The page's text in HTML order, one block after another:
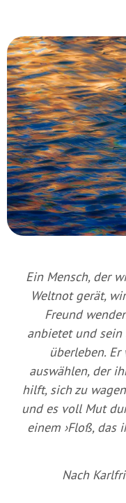
Ein Mensch, der
Weltnot gerät,
Freund
anbietet und sein
überleben.
auswählen, der
hilft, sich zu
und es voll Mut
einem ›Floß, das
Nach